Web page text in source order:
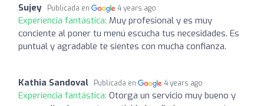
Sujey Publicada en 4 years ago
Experiencia fantástica: Muy profesional y es muy
conciente al poner tu menú escucha tus necesidades. Es
puntual y agradable te sientes con mucha confianza.
Kathia Sandoval Publicada en 4 years ago
Experiencia fantástica: Otorga un servicio muy bueno y